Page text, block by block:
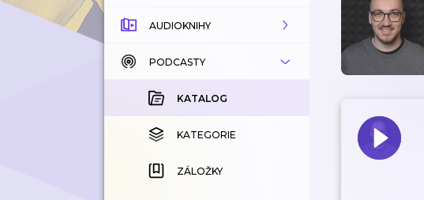
AUDIOKNIHY
KATALOG
KOUPENÉ
KATEGORIE
ZÁLOŽKY
PODCASTY
KATALOG
KATEGORIE
ZÁLOŽKY